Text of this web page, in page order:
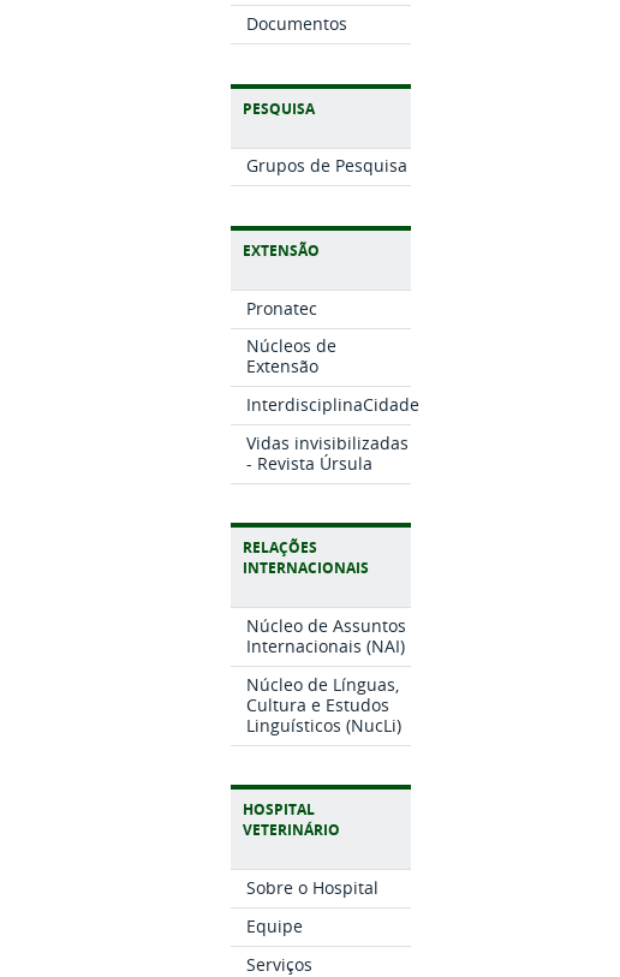
Documentos
PESQUISA
Grupos de Pesquisa
EXTENSÃO
Pronatec
Núcleos de
Extensão
InterdisciplinaCidade
Vidas invisibilizadas
- Revista Úrsula
RELAÇÕES
INTERNACIONAIS
Núcleo de Assuntos
Internacionais (NAI)
Núcleo de Línguas,
Cultura e Estudos
Linguísticos (NucLi)
HOSPITAL
VETERINÁRIO
Sobre o Hospital
Equipe
Serviços